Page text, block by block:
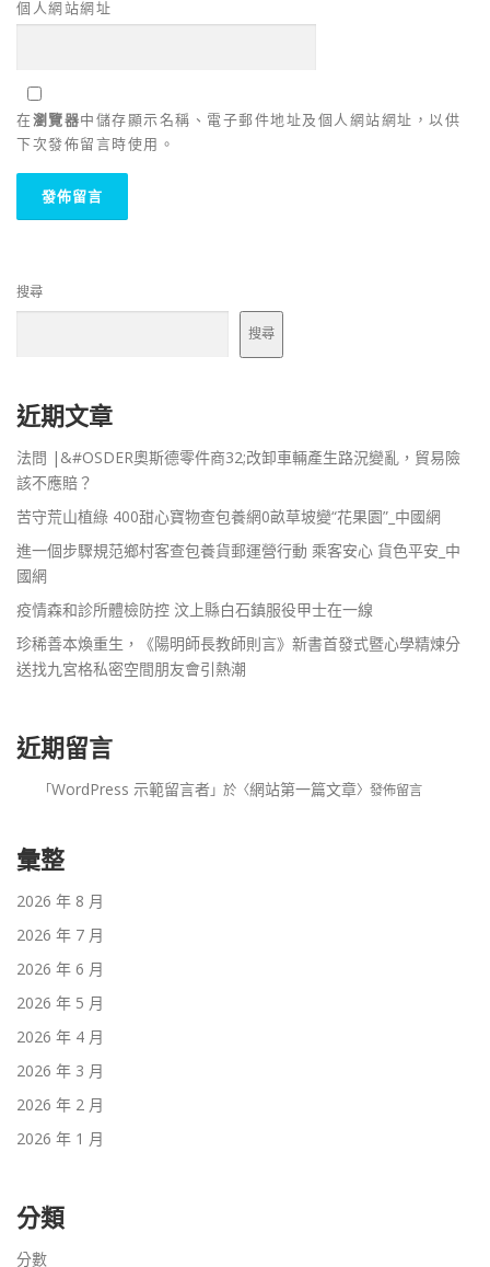
個人網站網址
在瀏覽器中儲存顯示名稱、電子郵件地址及個人網站網址，以供
下次發佈留言時使用。
搜尋
搜尋
近期文章
法問 |&#OSDER奧斯德零件商32;改卸車輛產生路況變亂，貿易險
該不應賠？
苦守荒山植綠 400甜心寶物查包養網0畝草坡變“花果園”_中國網
進一個步驟規范鄉村客查包養貨郵運營行動 乘客安心 貨色平安_中
國網
疫情森和診所體檢防控 汶上縣白石鎮服役甲士在一線
珍稀善本煥重生，《陽明師長教師則言》新書首發式暨心學精煉分
送找九宮格私密空間朋友會引熱潮
近期留言
「WordPress 示範留言者」於〈網站第一篇文章〉發佈留言
彙整
2026 年 8 月
2026 年 7 月
2026 年 6 月
2026 年 5 月
2026 年 4 月
2026 年 3 月
2026 年 2 月
2026 年 1 月
分類
分數